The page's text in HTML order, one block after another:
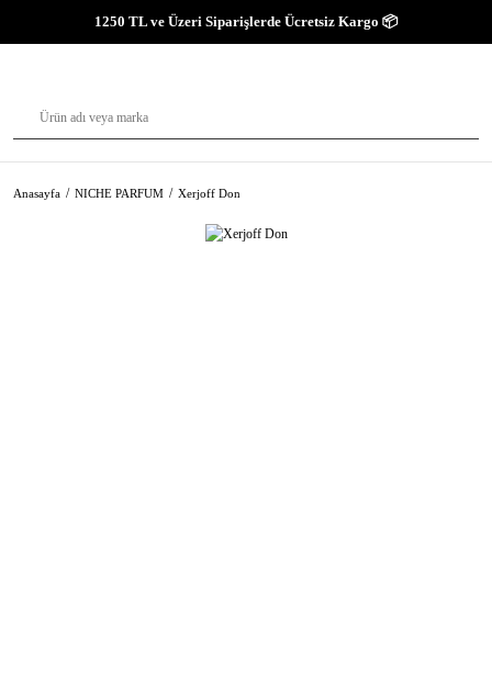
1250 TL ve Üzeri Siparişlerde Ücretsiz Kargo 📦
Anasayfa NICHE PARFUM Xerjoff Don